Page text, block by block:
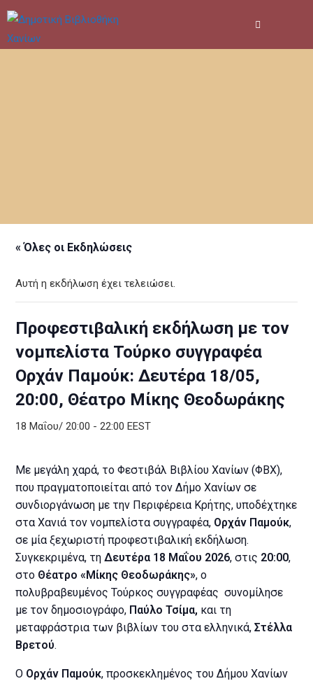
Skip
« Όλες οι Εκδηλώσεις
Αυτή η εκδήλωση έχει τελειώσει.
Προφεστιβαλική εκδήλωση με τον
νομπελίστα Τούρκο συγγραφέα
Ορχάν Παμούκ: Δευτέρα 18/05,
20:00, Θέατρο Μίκης Θεοδωράκης
18 Μαΐου/ 20:00 -22:00 EEST
Με μεγάλη χαρά, το Φεστιβάλ Βιβλίου Χανίων (ΦΒΧ),
που πραγματοποιείται από τον Δήμο Χανίων σε
συνδιοργάνωση με την Περιφέρεια Κρήτης, υποδέχτηκε
στα Χανιά τον νομπελίστα συγγραφέα, Ορχάν Παμούκ,
σε μία ξεχωριστή προφεστιβαλική εκδήλωση.
Συγκεκριμένα, τηΔευτέρα 18 Μαΐου 2026, στις 20:00,
στο Θέατρο «Μίκης Θεοδωράκης», ο
πολυβραβευμένος Τούρκος συγγραφέας συνομίλησε
με τον δημοσιογράφο, Παύλο Τσίμα, και τη
μεταφράστρια των βιβλίων του στα ελληνικά,Στέλλα
Βρετού.
Ο Ορχάν Παμούκ, προσκεκλημένος του Δήμου Χανίων